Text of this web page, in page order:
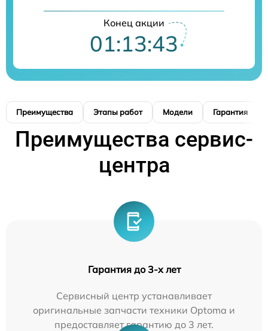
Конец акции
01:13:43
Преимущества Этапы работ Модели Гарантия
Преимущества сервис-
центра
Гарантия до 3-х лет
Сервисный центр устанавливает
оригинальные запчасти техники Optoma и
предоставляет гарантию до 3 лет.